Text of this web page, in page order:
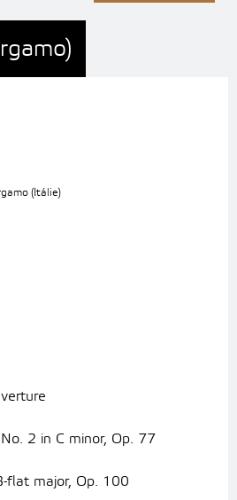
(Itálie)
2 in C minor, Op. 77
flat major, Op. 100